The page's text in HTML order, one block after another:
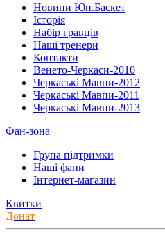
Новини Юн.Баскет
Історія
Набір гравців
Наші тренери
Контакти
Венето-Черкаси-2010
Черкаські Мавпи-2012
Черкаські Мавпи-2011
Черкаські Мавпи-2013
Фан-зона
Група підтримки
Наші фани
Інтернет-магазин
Квитки
Донат